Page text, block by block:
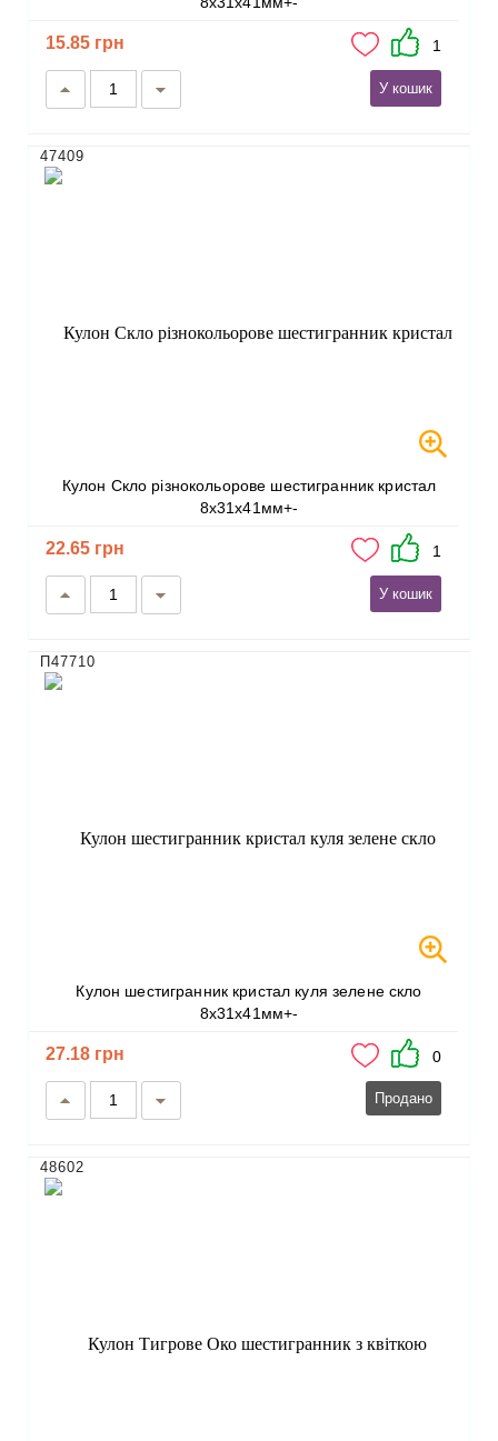
15.85 грн 1
У кошик
Кулон Скло різнокольорове шестигранник кристал
8х31х41мм+-
47409
22.65 грн 1
У кошик
Кулон шестигранник кристал куля зелене скло
8х31х41мм+-
П47710
27.18 грн 0
Продано
48602